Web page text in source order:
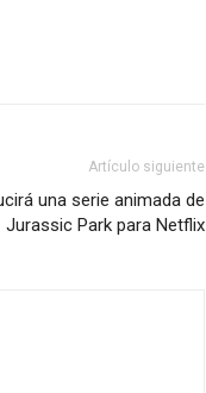
Artículo siguiente
una serie animada de
Jurassic Park para Netflix